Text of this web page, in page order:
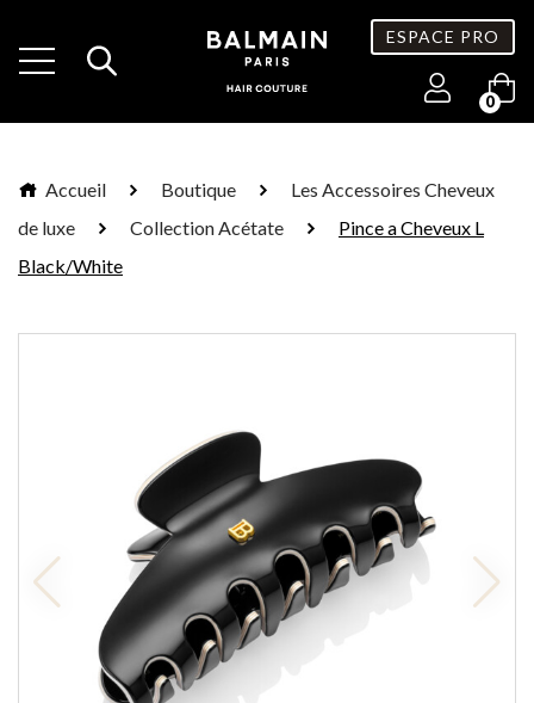
ESPACE PRO
0
Accueil Boutique
Les Accessoires Cheveux
de luxe
Collection Acétate
Pince a Cheveux L
Black/White